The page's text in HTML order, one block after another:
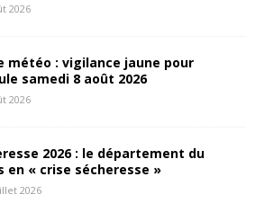
2026
météo : vigilance jaune pour
samedi 8 août 2026
2026
2026 : le département du
en « crise sécheresse »
2026